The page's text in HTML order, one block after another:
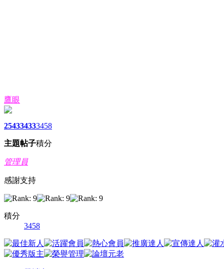
鷹眼
2543
主題
3433
帖子
3458
積分
管理員
感謝支持
積分
3458